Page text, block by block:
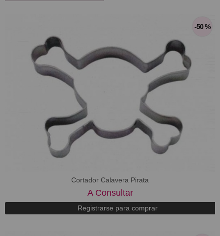
-50 %
Cortador Calavera Pirata
A Consultar
Registrarse para comprar